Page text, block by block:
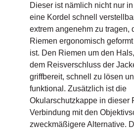
Dieser ist nämlich nicht nur
eine Kordel schnell
extrem angenehm zu tragen,
Riemen ergonomisch
ist. Den Riemen um den
dem Reisverschluss der
griffbereit, schnell zu lösen
funktional. Zusätzlich ist die
Okularschutzkappe in dieser
Verbindung mit den
zweckmäßigere Alternative.